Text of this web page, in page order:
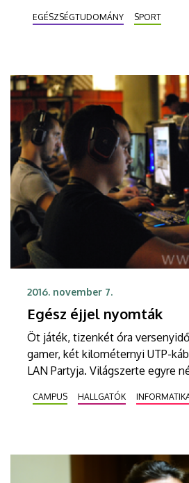
város első nagyszabású
EGÉSZSÉGTUDOMÁNY SPORT
2016. november 7.
Egész éjjel nyomták
Öt játék, tizenkét óra
gamer, két kilométernyi UTP-
LAN Partyja. Világszerte egyre
vizsgálnak majd a Debreceni
CAMPUS HALLGATÓK